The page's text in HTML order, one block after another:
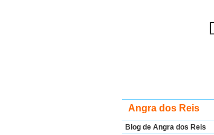
Angra dos Reis
Blog de Angra dos Reis